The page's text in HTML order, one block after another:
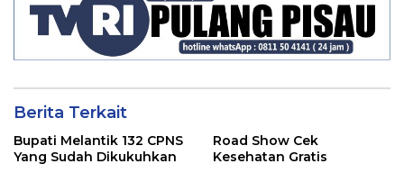
Berita Terkait
Bupati Melantik 132 CPNS
Yang Sudah Dikukuhkan
Road Show Cek
Kesehatan Gratis